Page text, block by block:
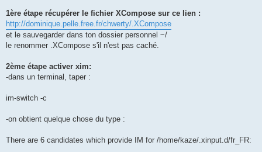
1ère étape récupérer le fichier XCompose sur ce lien :
http://dominique.pelle.free.fr/chwerty/.XCompose
et le sauvegarder dans ton dossier personnel ~/
le renommer .XCompose s'il n'est pas caché.
2ème étape activer xim:
-dans un terminal, taper :
im-switch -c
-on obtient quelque chose du type :
There are 6 candidates which provide IM for /home/kaze/.xinput.d/fr_FR: